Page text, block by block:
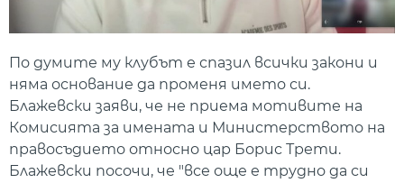
По думите му клубът е спазил всички закони и
няма основание да променя името си.
Блажевски заяви, че не приема мотивите на
Комисията за имената и Министерството на
правосъдието относно цар Борис Трети.
Блажевски посочи, че "все още е трудно да си